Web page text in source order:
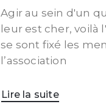
Agir au sein d'un
leur est cher, voilà
se sont fixé les
l’association
Lire la suite